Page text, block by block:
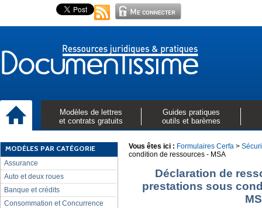
Modèles de lettres
et contrats gratuits
Guides pratiques
outils et barèmes
MODÈLES PAR CATÉGORIE
Assurance
Auto et deux roues
Banque et crédits
Consommation et Concurrence
Vous êtes ici : Formulaires Cerfa >
condition de ressources - MSA
Déclaration de
prestations sous